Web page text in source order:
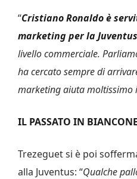
“Cristiano Ronaldo è
marketing per la Juventus
livello commerciale.
ha cercato sempre di
marketing aiuta moltissimo
IL PASSATO IN
Trezeguet si è poi
alla Juventus: “Qualche